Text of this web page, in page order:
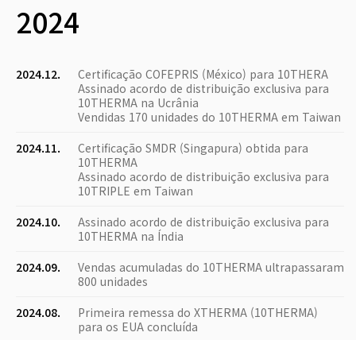
2024
2024.12.
Certificação COFEPRIS (México) para 10THERA
Assinado acordo de distribuição exclusiva para
10THERMA na Ucrânia
Vendidas 170 unidades do 10THERMA em Taiwan
2024.11.
Certificação SMDR (Singapura) obtida para
10THERMA
Assinado acordo de distribuição exclusiva para
10TRIPLE em Taiwan
2024.10.
Assinado acordo de distribuição exclusiva para
10THERMA na Índia
2024.09.
Vendas acumuladas do 10THERMA ultrapassaram
800 unidades
2024.08.
Primeira remessa do XTHERMA (10THERMA)
para os EUA concluída